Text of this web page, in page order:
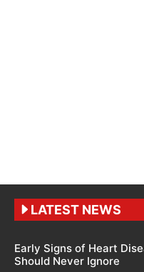
LATEST NEWS
Early Signs of Heart
Should Never Ignore